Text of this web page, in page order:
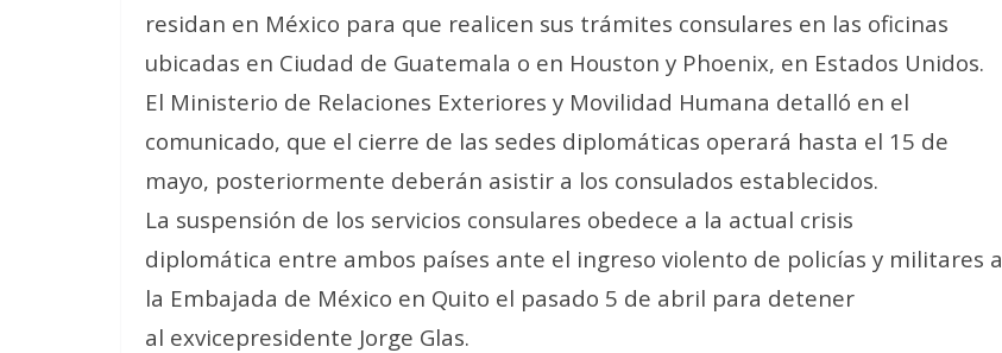
residan en México para que realicen sus trámites consulares en las oficinas
ubicadas en Ciudad de Guatemala o en Houston y Phoenix, en Estados Unidos.
El Ministerio de Relaciones Exteriores y Movilidad Humana detalló en el
comunicado, que el cierre de las sedes diplomáticas operará hasta el 15 de
mayo, posteriormente deberán asistir a los consulados establecidos.
La suspensión de los servicios consulares obedece a la actual crisis
diplomática entre ambos países ante el ingreso violento de policías y militares a
la Embajada de México en Quito el pasado 5 de abril para detener
al exvicepresidente Jorge Glas.